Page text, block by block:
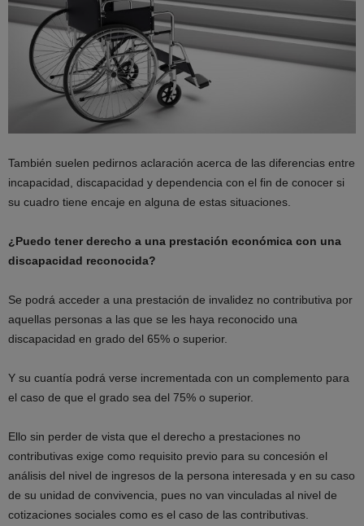
También suelen pedirnos aclaración acerca de las diferencias entre
incapacidad, discapacidad y dependencia con el fin de conocer si
su cuadro tiene encaje en alguna de estas situaciones.
¿Puedo tener derecho a una prestación económica con una
discapacidad reconocida?
Se podrá acceder a una prestación de invalidez no contributiva por
aquellas personas a las que se les haya reconocido una
discapacidad en grado del 65% o superior.
Y su cuantía podrá verse incrementada con un complemento para
el caso de que el grado sea del 75% o superior.
Ello sin perder de vista que el derecho a prestaciones no
contributivas exige como requisito previo para su concesión el
análisis del nivel de ingresos de la persona interesada y en su caso
de su unidad de convivencia, pues no van vinculadas al nivel de
cotizaciones sociales como es el caso de las contributivas.